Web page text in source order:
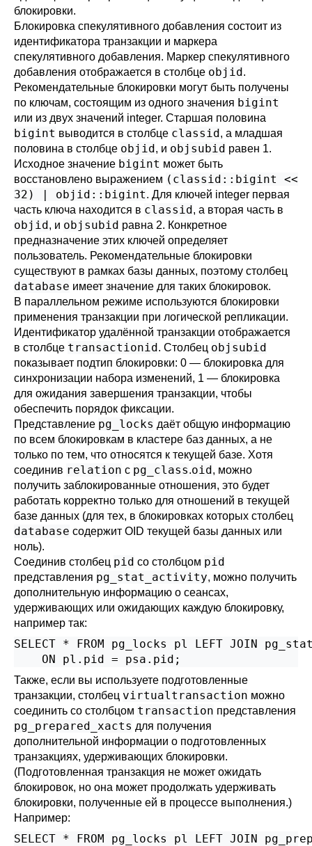
блокировки.
Блокировка спекулятивного добавления состоит из
идентификатора транзакции и маркера
спекулятивного добавления. Маркер спекулятивного
добавления отображается в столбце objid.
Рекомендательные блокировки могут быть получены
по ключам, состоящим из одного значения bigint
или из двух значений integer. Старшая половина
bigint выводится в столбце classid, а младшая
половина в столбце objid, и objsubid равен 1.
Исходное значение bigint может быть
восстановлено выражением (classid::bigint <<
32) | objid::bigint. Для ключей integer первая
часть ключа находится в classid, а вторая часть в
objid, и objsubid равна 2. Конкретное
предназначение этих ключей определяет
пользователь. Рекомендательные блокировки
существуют в рамках базы данных, поэтому столбец
database имеет значение для таких блокировок.
В параллельном режиме используются блокировки
применения транзакции при логической репликации.
Идентификатор удалённой транзакции отображается
в столбце transactionid. Столбец objsubid
показывает подтип блокировки: 0 — блокировка для
синхронизации набора изменений, 1 — блокировка
для ожидания завершения транзакции, чтобы
обеспечить порядок фиксации.
Представление pg_locks даёт общую информацию
по всем блокировкам в кластере баз данных, а не
только по тем, что относятся к текущей базе. Хотя
соединив relation с pg_class.oid, можно
получить заблокированные отношения, это будет
работать корректно только для отношений в текущей
базе данных (для тех, в блокировках которых столбец
database содержит OID текущей базы данных или
ноль).
Соединив столбец pid со столбцом pid
представления pg_stat_activity, можно получить
дополнительную информацию о сеансах,
удерживающих или ожидающих каждую блокировку,
например так:
SELECT * FROM pg_locks pl LEFT JOIN
    ON pl.pid = psa.pid;
Также, если вы используете подготовленные
транзакции, столбец virtualtransaction можно
соединить со столбцом transaction представления
pg_prepared_xacts для получения
дополнительной информации о подготовленных
транзакциях, удерживающих блокировки.
(Подготовленная транзакция не может ожидать
блокировок, но она может продолжать удерживать
блокировки, полученные ей в процессе выполнения.)
Например:
SELECT * FROM pg_locks pl LEFT JOIN